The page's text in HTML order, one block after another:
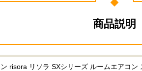
商品説明
risora リソラ SXシリーズ ルームエアコ